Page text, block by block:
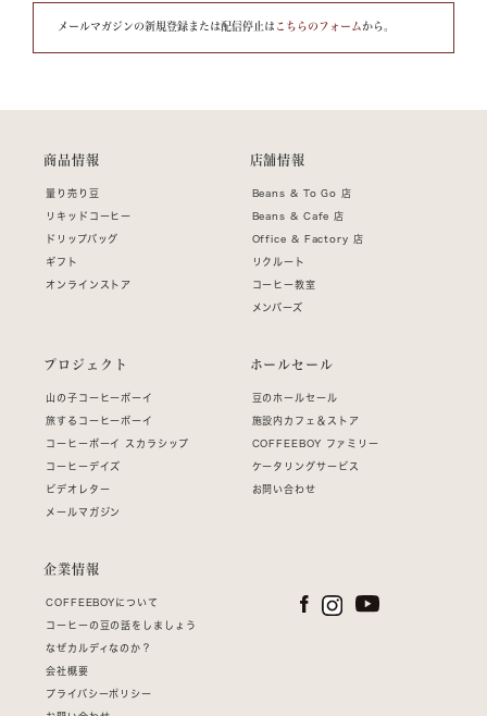
メールマガジンの新規登録または配信停止は こちらのフォームから。
商品情報
量り売り豆
リキッドコーヒー
ドリップバッグ
ギフト
オンラインストア
店舗情報
Beans & To Go 店
Beans & Cafe 店
Office & Factory 店
リクルート
コーヒー教室
メンバーズ
プロジェクト
山の子コーヒーボーイ
旅するコーヒーボーイ
コーヒーボーイ スカラシップ
コーヒーデイズ
ビデオレター
メールマガジン
ホールセール
豆のホールセール
施設内カフェ＆ストア
COFFEEBOY ファミリー
ケータリングサービス
お問い合わせ
企業情報
COFFEEBOYについて
コーヒーの豆の話をしましょう
なぜカルディなのか？
会社概要
プライバシーポリシー